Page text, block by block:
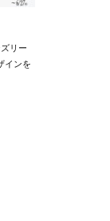
リー
インを